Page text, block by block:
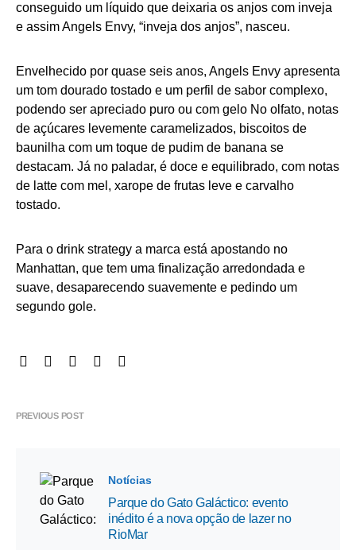
conseguido um líquido que deixaria os anjos com inveja
e assim Angels Envy, “inveja dos anjos”, nasceu.
Envelhecido por quase seis anos, Angels Envy apresenta
um tom dourado tostado e um perfil de sabor complexo,
podendo ser apreciado puro ou com gelo No olfato, notas
de açúcares levemente caramelizados, biscoitos de
baunilha com um toque de pudim de banana se
destacam. Já no paladar, é doce e equilibrado, com notas
de latte com mel, xarope de frutas leve e carvalho
tostado.
Para o drink strategy a marca está apostando no
Manhattan, que tem uma finalização arredondada e
suave, desaparecendo suavemente e pedindo um
segundo gole.
PREVIOUS POST
Notícias
Parque do Gato Galáctico: evento
inédito é a nova opção de lazer no
RioMar